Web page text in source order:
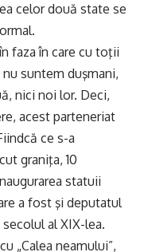
celor două state se
faza în care cu toţii
suntem duşmani,
nici noi lor. Deci,
acest parteneriat
ce s-a
graniţa, 10
statuii
a fost şi deputatul
al XIX-lea.
„Calea neamului”,